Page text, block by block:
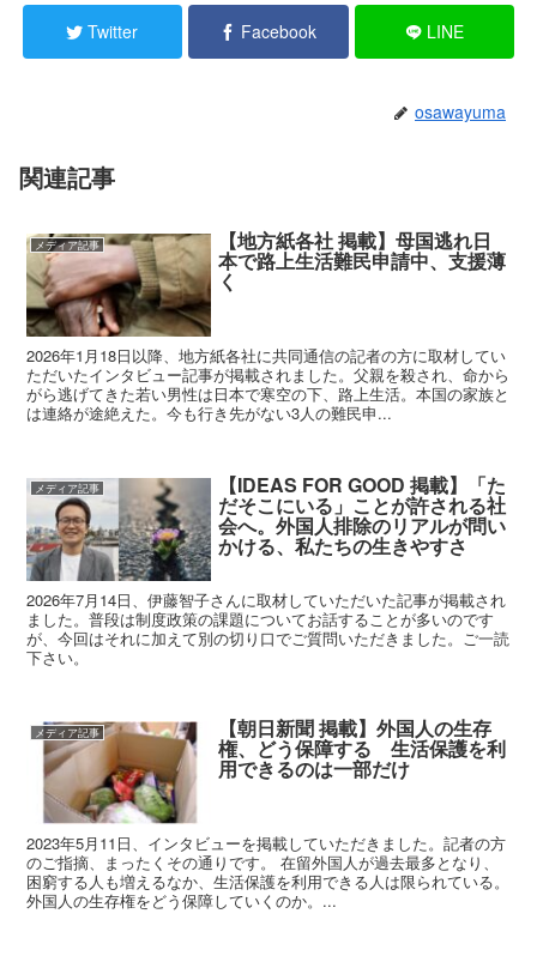
Twitter Facebook LINE
osawayuma
関連記事
メディア記事 【地方紙各社 掲載】母国逃れ日
本で路上生活難民申請中、支援薄
く
2026年1月18日以降、地方紙各社に共同通信の記者の方に取材してい
ただいたインタビュー記事が掲載されました。父親を殺され、命から
がら逃げてきた若い男性は日本で寒空の下、路上生活。本国の家族と
は連絡が途絶えた。今も行き先がない3人の難民申...
メディア記事 【IDEAS FOR GOOD 掲載】「た
だそこにいる」ことが許される社
会へ。外国人排除のリアルが問い
かける、私たちの生きやすさ
2026年7月14日、伊藤智子さんに取材していただいた記事が掲載され
ました。普段は制度政策の課題についてお話することが多いのです
が、今回はそれに加えて別の切り口でご質問いただきました。ご一読
下さい。
メディア記事 【朝日新聞 掲載】外国人の生存
権、どう保障する 生活保護を利
用できるのは一部だけ
2023年5月11日、インタビューを掲載していただきました。記者の方
のご指摘、まったくその通りです。 在留外国人が過去最多となり、
困窮する人も増えるなか、生活保護を利用できる人は限られている。
外国人の生存権をどう保障していくのか。...